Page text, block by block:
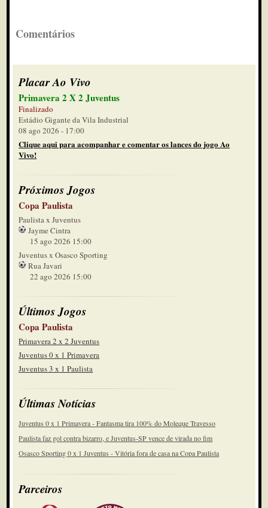
Comentários
Placar Ao Vivo
Primavera 2 X 2 Juventus
Finalizado
Estádio Gigante da Vila Industrial
08 ago 2026 - 17:00
Clique aqui para acompanhar e comentar os lances do jogo Ao
Vivo!
Próximos Jogos
Copa Paulista
Paulista x Juventus
Jayme Cintra
15 ago 2026 15:00
Juventus x Osasco Sporting
Rua Javari
22 ago 2026 15:00
Últimos Jogos
Copa Paulista
Primavera 2 x 2 Juventus
Juventus 0 x 1 Primavera
Juventus 3 x 1 Paulista
Últimas Notícias
Juventus 0 x 1 Primavera - Fantasma tira 100% do Moleque Travesso
Paulista faz gol contra bizarro, e Juventus-SP vence de virada no fim
Osasco Sporting 0 x 1 Juventus - Vitória fora de casa na Copa Paulista
Parceiros